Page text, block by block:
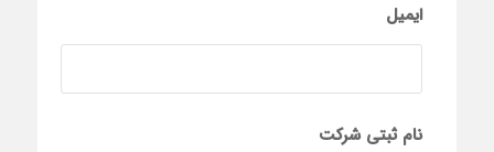
ایمیل
نام ثبتی شرکت